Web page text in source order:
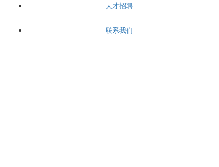
人才招聘
联系我们